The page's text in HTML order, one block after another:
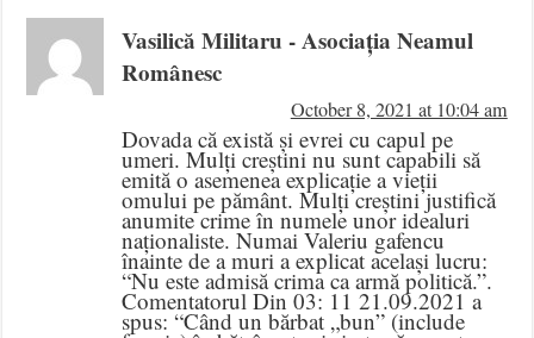
Vasilică Militaru - Asociația Neamul
Românesc
October 8, 2021 at 10:04 am
Dovada că există și evrei cu capul pe
umeri. Mulți creștini nu sunt capabili să
emită o asemenea explicație a vieții
omului pe pământ. Mulți creștini justifică
anumite crime în numele unor idealuri
naționaliste. Numai Valeriu gafencu
înainte de a muri a explicat același lucru:
“Nu este admisă crima ca armă politică.”.
Comentatorul Din 03: 11 21.09.2021 a
spus: “Când un bărbat „bun” (include